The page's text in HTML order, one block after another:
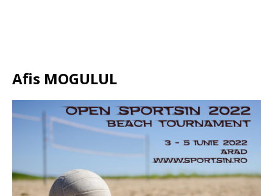
Afis MOGULUL